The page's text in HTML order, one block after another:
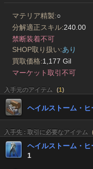
マテリア精製:○
分解適正スキル:240.00
禁断装着不可
SHOP取り扱い:あり
買取価格:1,177 Gil
マーケット取引不可
入手元のアイテム (1)
ヘイルストーム・ヒ
入手先 : 取引に必要なアイテム
ヘイルストーム・ヒ
1